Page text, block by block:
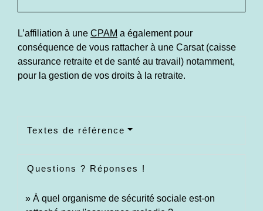
L’affiliation à une CPAM a également pour
conséquence de vous rattacher à une Carsat (caisse
assurance retraite et de santé au travail) notamment,
pour la gestion de vos droits à la retraite.
Textes de référence
Questions ? Réponses !
À quel organisme de sécurité sociale est-on